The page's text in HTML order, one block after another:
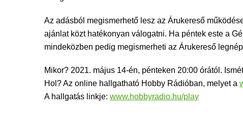
Az adásból megismerhető lesz az Árukereső
ajánlat közt hatékonyan válogatni. Ha péntek este a
mindeközben pedig megismerheti az Árukereső
Mikor? 2021. május 14-én, pénteken 20:00 órától.
Hol? Az online hallgatható Hobby Rádióban, melyet a
A hallgatás linkje: www.hobbyradio.hu/play